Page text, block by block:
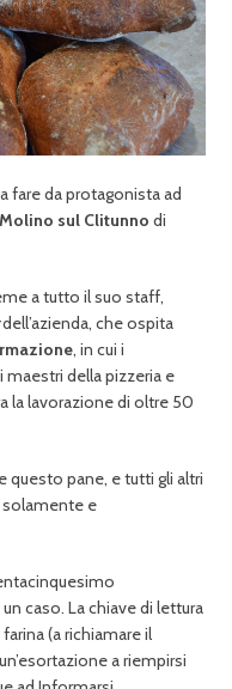
fare da protagonista ad
Molino sul Clitunno di
a tutto il suo staff,
dell’azienda, che ospita
, in cui i
della pizzeria e
la lavorazione di oltre 50
questo pane, e tutti gli altri
solamente e
caso. La chiave di lettura
(a richiamare il
a riempirsi